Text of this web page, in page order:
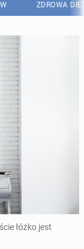
ZDROWA
łóżko jest